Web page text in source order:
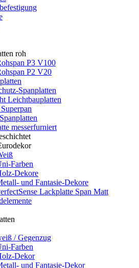
roh
P3 V100
P2 V20
Spanplatten
Leichtbauplatten
messerfurniert
Farben
Dekore
und Fantasie-Dekore
Lackplatte Span Matt
/ Gegenzug
Farben
Dekor
und Fantasie-Dekor